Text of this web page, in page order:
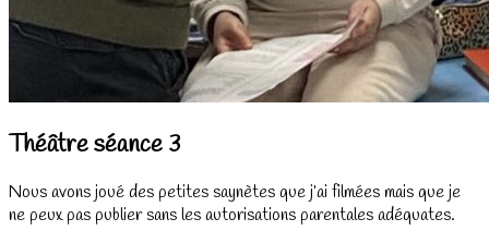
Théâtre séance 3
Nous avons joué des petites saynètes que j’ai filmées mais que je
ne peux pas publier sans les autorisations parentales adéquates.